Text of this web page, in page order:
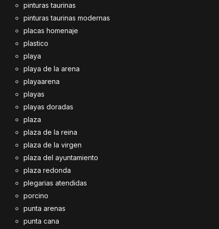
pinturas taurinas
pinturas taurinas modernas
placas homenaje
plastico
playa
playa de la arena
playaarena
playas
playas doradas
plaza
plaza de la reina
plaza de la virgen
plaza del ayuntamiento
plaza redonda
plegarias atendidas
porcino
punta arenas
punta cana